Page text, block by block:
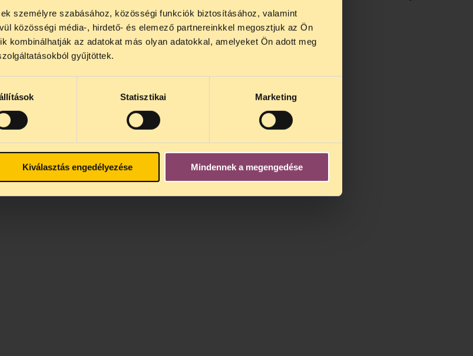
személyre szabásához, közösségi funkciók biztosításához, valamint
közösségi média-, hirdető- és elemező partnereinkkel megosztjuk az Ön
kombinálhatják az adatokat más olyan adatokkal, amelyeket Ön adott meg
gyűjtöttek.
Statisztikai Marketing
Kiválasztás engedélyezése Mindennek a megengedése
mindannyiunkat aggasztó problémára.
SZÜNET!
hogy
telefonos jogsegélyünk július 27 és
. Az első telefonos jogsegély
augusztus 25-én
lesz
jogsegely@tasz.hu